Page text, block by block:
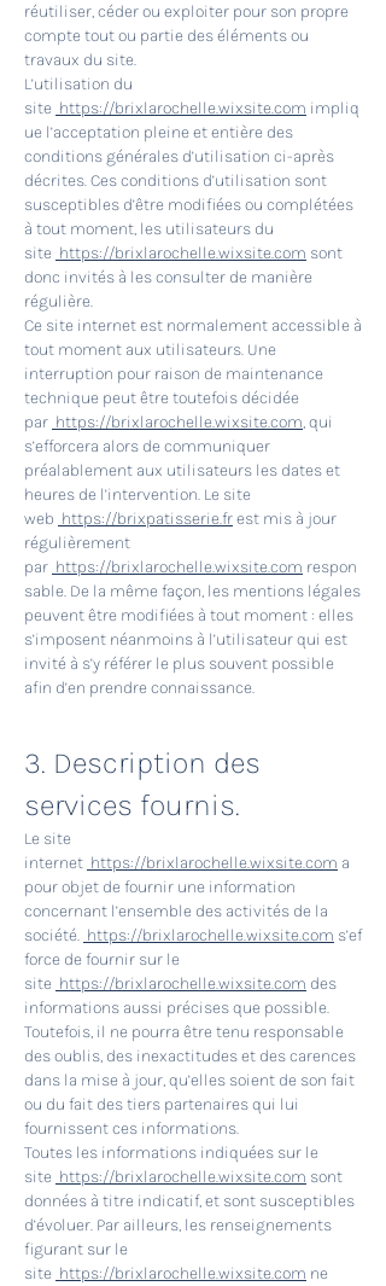
réutiliser, céder ou exploiter pour son propre
compte tout ou partie des éléments ou
travaux du site.
L’utilisation du
site https://brixlarochelle.wixsite.com impliq
ue l’acceptation pleine et entière des
conditions générales d’utilisation ci-après
décrites. Ces conditions d’utilisation sont
susceptibles d’être modifiées ou complétées
à tout moment, les utilisateurs du
site https://brixlarochelle.wixsite.com sont
donc invités à les consulter de manière
régulière.
Ce site internet est normalement accessible à
tout moment aux utilisateurs. Une
interruption pour raison de maintenance
technique peut être toutefois décidée
par https://brixlarochelle.wixsite.com, qui
s’efforcera alors de communiquer
préalablement aux utilisateurs les dates et
heures de l’intervention. Le site
web https://brixpatisserie.frest mis à jour
régulièrement
par https://brixlarochelle.wixsite.com respon
sable. De la même façon, les mentions légales
peuvent être modifiées à tout moment : elles
s’imposent néanmoins à l’utilisateur qui est
invité à s’y référer le plus souvent possible
afin d’en prendre connaissance.
3. Description des
services fournis.
Le site
internet https://brixlarochelle.wixsite.com a
pour objet de fournir une information
concernant l’ensemble des activités de la
société. https://brixlarochelle.wixsite.com s’ef
force de fournir sur le
site https://brixlarochelle.wixsite.com des
informations aussi précises que possible.
Toutefois, il ne pourra être tenu responsable
des oublis, des inexactitudes et des carences
dans la mise à jour, qu’elles soient de son fait
ou du fait des tiers partenaires qui lui
fournissent ces informations.
Toutes les informations indiquées sur le
site https://brixlarochelle.wixsite.com sont
données à titre indicatif, et sont susceptibles
d’évoluer. Par ailleurs, les renseignements
figurant sur le
site https://brixlarochelle.wixsite.com ne